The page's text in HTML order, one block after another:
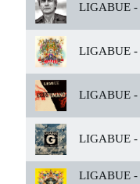
LIGABUE -
LIGABUE -
LIGABUE -
LIGABUE -
LIGABUE -